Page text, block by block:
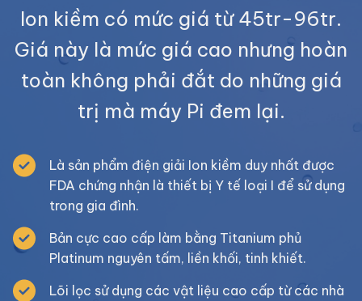
Ion kiềm có mức giá từ 45tr-96tr.
Giá này là mức giá cao nhưng hoàn
toàn không phải đắt do những giá
trị mà máy Pi đem lại.
Là sản phẩm điện giải Ion kiềm duy nhất được
FDA chứng nhận là thiết bị Y tế loại I để sử dụng
trong gia đình.
Bản cực cao cấp làm bằng Titanium phủ
Platinum nguyên tấm, liền khối, tinh khiết.
Lõi lọc sử dụng các vật liệu cao cấp từ các nhà